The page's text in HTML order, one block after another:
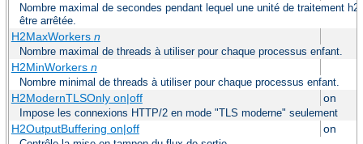
Nombre maximal de secondes pendant lequel une unité de traitement
être arrêtée.
H2MaxWorkers n
Nombre maximal de threads à utiliser pour chaque processus enfant.
H2MinWorkers n
Nombre minimal de threads à utiliser pour chaque processus enfant.
H2ModernTLSOnly on|off on
Impose les connexions HTTP/2 en mode "TLS moderne" seulement
H2OutputBuffering on|off on